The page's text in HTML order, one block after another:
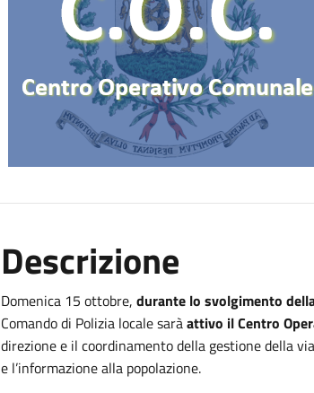
Descrizione
Domenica 15 ottobre,durante lo svolgimento
Comando di Polizia locale saràattivo il Centro
direzione e il coordinamento della gestione della
e l’informazione alla popolazione.